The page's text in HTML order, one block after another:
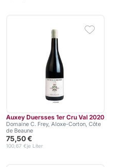
Auxey Duersses 1er Cru Val 2020
Domaine C. Frey, Aloxe-Corton, Côte
de Beaune
75,50 €
je Liter
100,67 €